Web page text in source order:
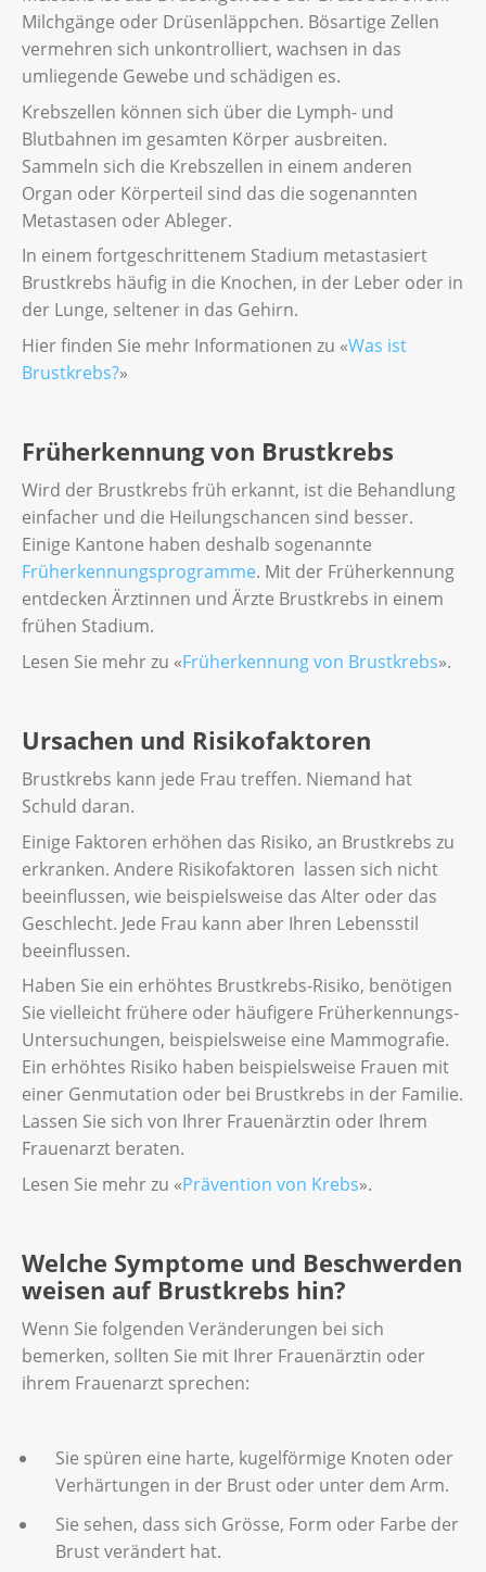
Milchgänge oder Drüsenläppchen. Bösartige Zellen
vermehren sich unkontrolliert, wachsen in das
umliegende Gewebe und schädigen es.
Krebszellen können sich über die Lymph- und
Blutbahnen im gesamten Körper ausbreiten.
Sammeln sich die Krebszellen in einem anderen
Organ oder Körperteil sind das die sogenannten
Metastasen oder Ableger.
In einem fortgeschrittenem Stadium metastasiert
Brustkrebs häufig in die Knochen, in der Leber oder in
der Lunge, seltener in das Gehirn.
Hier finden Sie mehr Informationen zu «Was ist
Brustkrebs?»
Früherkennung von Brustkrebs
Wird der Brustkrebs früh erkannt, ist die Behandlung
einfacher und die Heilungschancen sind besser.
Einige Kantone haben deshalb sogenannte
Früherkennungsprogramme. Mit der Früherkennung
entdecken Ärztinnen und Ärzte Brustkrebs in einem
frühen Stadium.
Lesen Sie mehr zu «Früherkennung von Brustkrebs».
Ursachen und Risikofaktoren
Brustkrebs kann jede Frau treffen. Niemand hat
Schuld daran.
Einige Faktoren erhöhen das Risiko, an Brustkrebs zu
erkranken. Andere Risikofaktoren lassen sich nicht
beeinflussen, wie beispielsweise das Alter oder das
Geschlecht. Jede Frau kann aber Ihren Lebensstil
beeinflussen.
Haben Sie ein erhöhtes Brustkrebs-Risiko, benötigen
Sie vielleicht frühere oder häufigere Früherkennungs-
Untersuchungen, beispielsweise eine Mammografie.
Ein erhöhtes Risiko haben beispielsweise Frauen mit
einer Genmutation oder bei Brustkrebs in der Familie.
Lassen Sie sich von Ihrer Frauenärztin oder Ihrem
Frauenarzt beraten.
Lesen Sie mehr zu «Prävention von Krebs».
Welche Symptome und Beschwerden
weisen auf Brustkrebs hin?
Wenn Sie folgenden Veränderungen bei sich
bemerken, sollten Sie mit Ihrer Frauenärztin oder
ihrem Frauenarzt sprechen:
Sie spüren eine harte, kugelförmige Knoten oder
Verhärtungen in der Brust oder unter dem Arm.
Sie sehen, dass sich Grösse, Form oder Farbe der
Brust verändert hat.